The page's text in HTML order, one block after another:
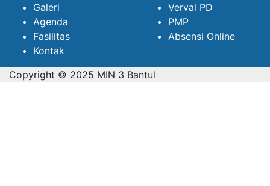
Galeri
Agenda
Fasilitas
Kontak
Verval PD
PMP
Absensi Online
Copyright © 2025 MIN 3 Bantul